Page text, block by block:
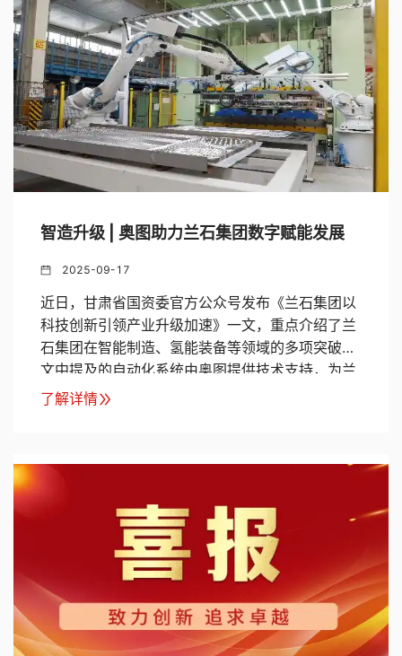
智造升级 | 奥图助力兰石集团数字赋能发展
2025-09-17
近日，甘肃省国资委官方公众号发布《兰石集团以
科技创新引领产业升级加速》一文，重点介绍了兰
石集团在智能制造、氢能装备等领域的多项突破。
文中提及的自动化系统由奥图提供技术支持，为兰
石产业升级注入强劲动力。
了解详情